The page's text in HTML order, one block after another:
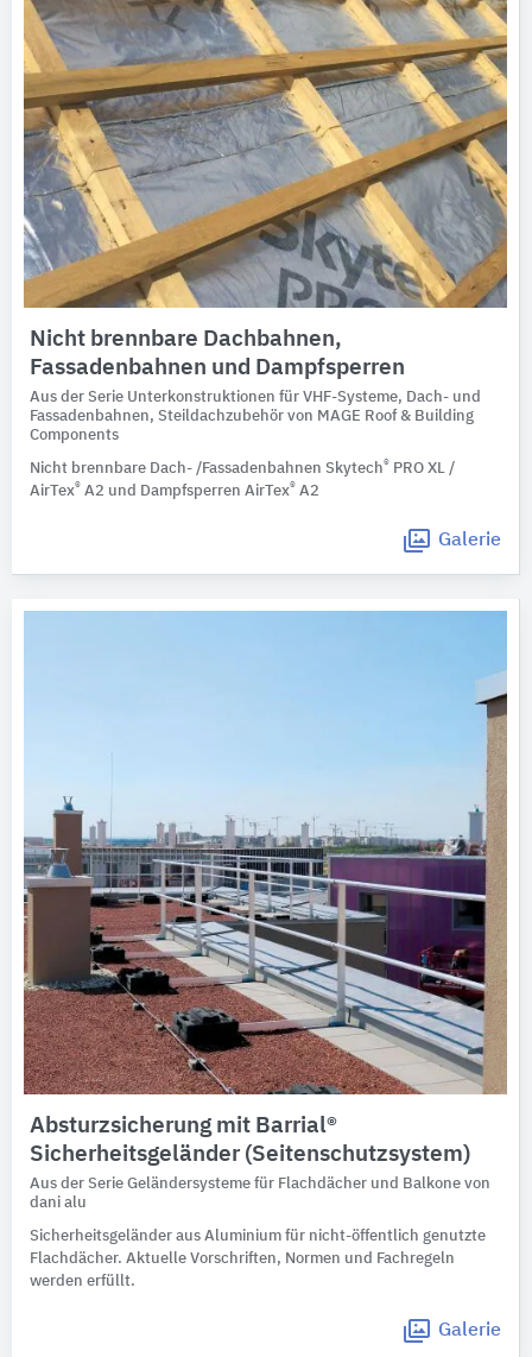
Nicht brennbare Dachbahnen,
Fassadenbahnen und Dampfsperren
Aus der Serie Unterkonstruktionen für VHF-Systeme, Dach- und
Fassadenbahnen, Steildachzubehör von MAGE Roof & Building
Components
Nicht brennbare Dach- /Fassadenbahnen Skytech® PRO XL /
AirTex® A2 und Dampfsperren AirTex® A2
Galerie
Absturzsicherung mit Barrial®
Sicherheitsgeländer (Seitenschutzsystem)
Aus der Serie Geländersysteme für Flachdächer und Balkone von
dani alu
Sicherheitsgeländer aus Aluminium für nicht-öffentlich genutzte
Flachdächer. Aktuelle Vorschriften, Normen und Fachregeln
werden erfüllt.
Galerie